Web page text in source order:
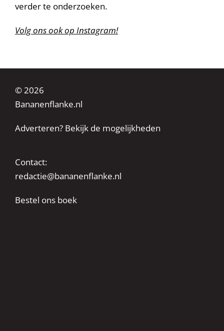
verder te onderzoeken.
Volg ons ook op Instagram!
© 2026
Bananenflanke.nl
Adverteren? Bekijk de mogelijkheden
Contact:
redactie@bananenflanke.nl
Bestel ons boek